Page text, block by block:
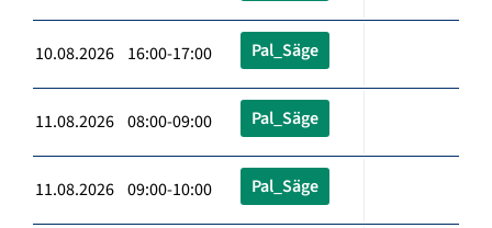
10.08.2026 16:00-17:00 Pal_Säge
11.08.2026 08:00-09:00 Pal_Säge
11.08.2026 09:00-10:00 Pal_Säge